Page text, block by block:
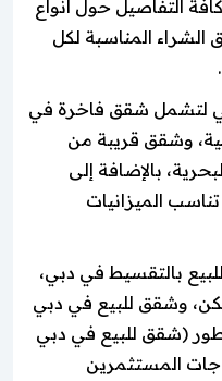
التفاصيل حول أنواع
الشراء المناسبة لكل
لتشمل شقق فاخرة في
وشقق قريبة من
بالإضافة إلى
الميزانيات
بالتقسيط في دبي،
وشقق للبيع في دبي
(شقق للبيع في دبي
المستثمرين